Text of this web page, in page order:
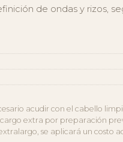
de ondas y rizos,
acudir con el cabello
extra por preparación
se aplicará un costo